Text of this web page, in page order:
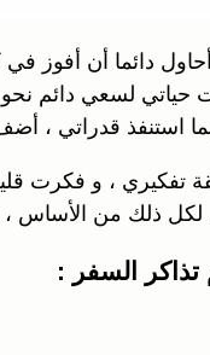
دائما أن أفوز في
حياتي لسعي دائم
قدراتي ، أضف
تفكيري ، و فكرت
ذلك من الأساس ،